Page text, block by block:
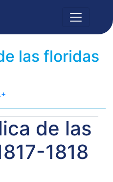
las floridas
de las
1818